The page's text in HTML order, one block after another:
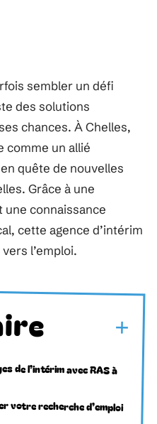
sembler un défi
des solutions
chances. À Chelles,
comme un allié
quête de nouvelles
Grâce à une
une connaissance
cette agence d’intérim
l’emploi.
de l’intérim avec RAS à
votre recherche d’emploi